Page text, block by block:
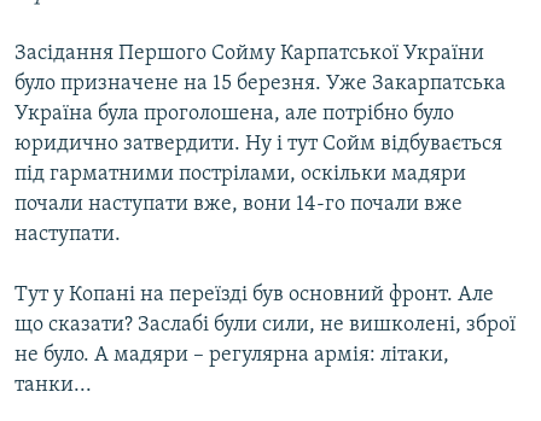
Засідання Першого Сойму Карпатської України
було призначене на 15 березня. Уже Закарпатська
Україна була проголошена, але потрібно було
юридично затвердити. Ну і тут Сойм відбувається
під гарматними пострілами, оскільки мадяри
почали наступати вже, вони 14-го почали вже
наступати.
Тут у Копані на переїзді був основний фронт. Але
що сказати? Заслабі були сили, не вишколені, зброї
не було. А мадяри – регулярна армія: літаки,
танки...